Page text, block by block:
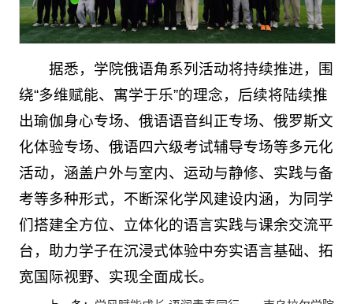
据悉，学院俄语角系列活动将持续推进，围
绕“多维赋能、寓学于乐”的理念，后续将陆续推
出瑜伽身心专场、俄语语音纠正专场、俄罗斯文
化体验专场、俄语四六级考试辅导专场等多元化
活动，涵盖户外与室内、运动与静修、实践与备
考等多种形式，不断深化学风建设内涵，为同学
们搭建全方位、立体化的语言实践与课余交流平
台，助力学子在沉浸式体验中夯实语言基础、拓
宽国际视野、实现全面成长。